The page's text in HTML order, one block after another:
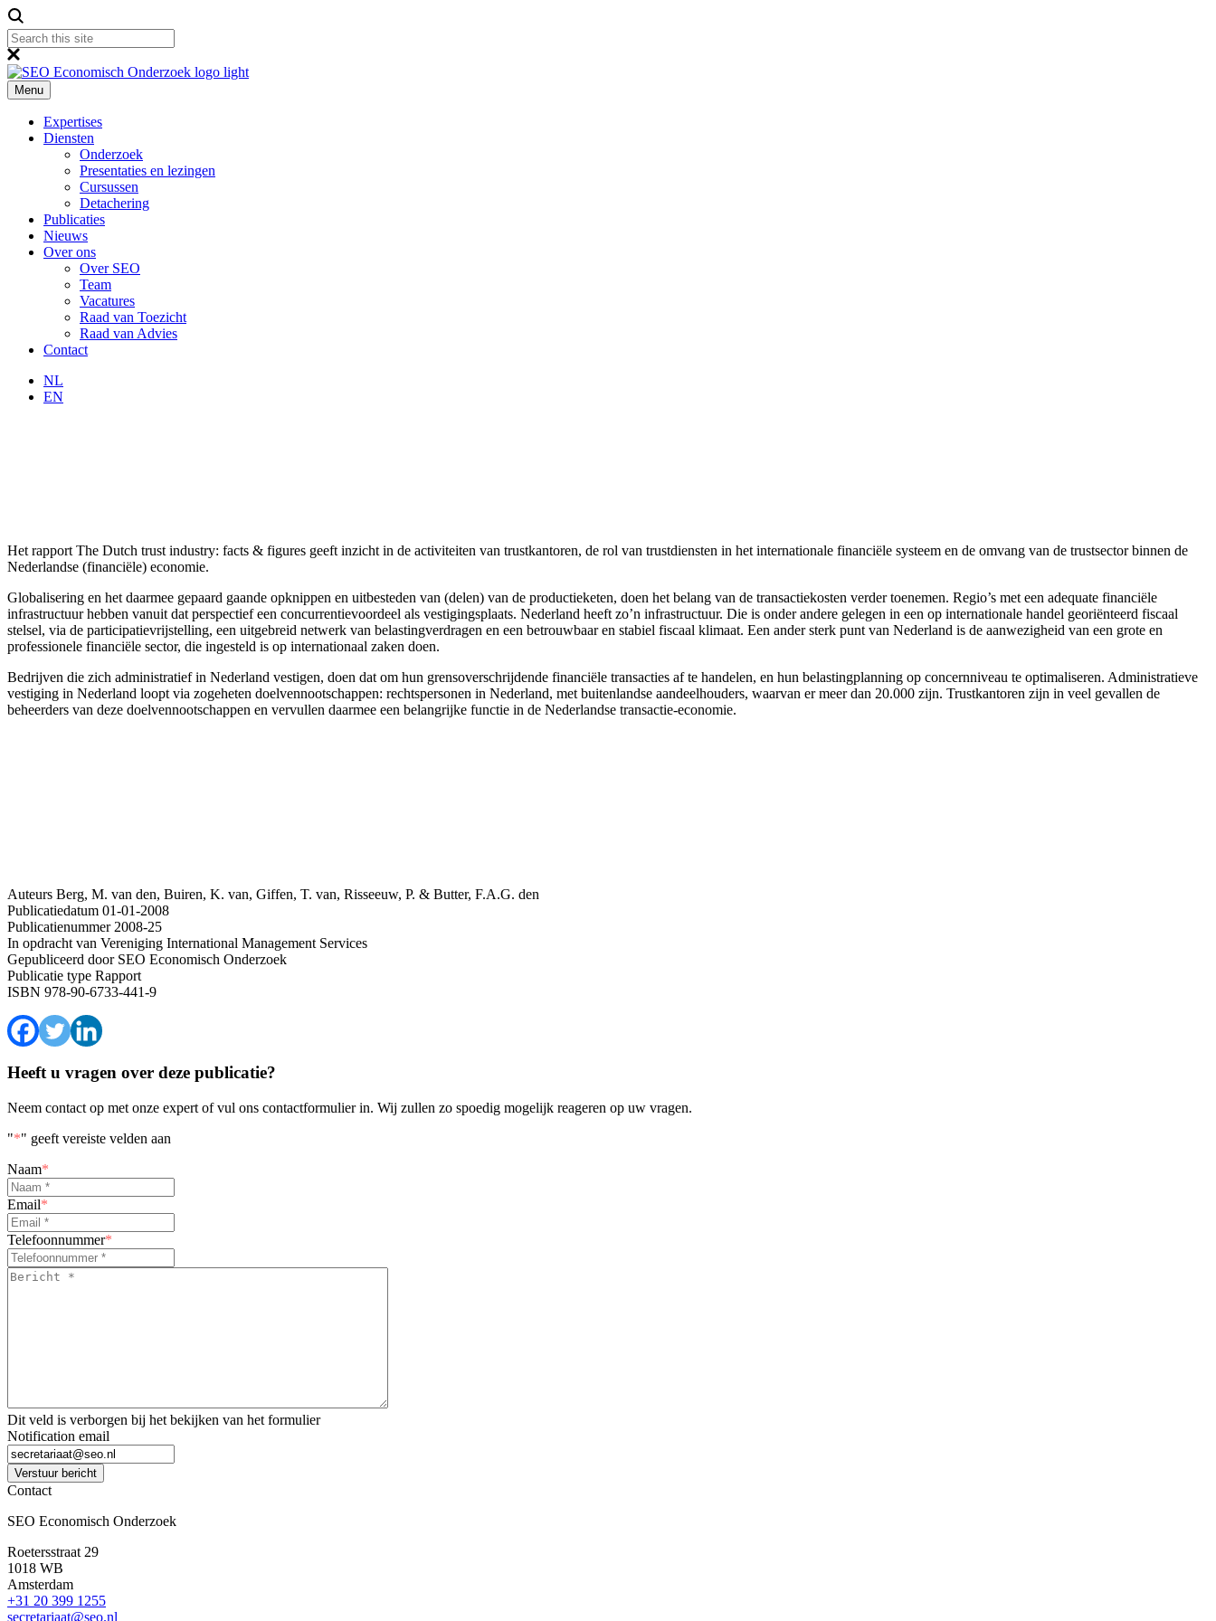
Menu
Expertises
Diensten
Onderzoek
Presentaties en lezingen
Cursussen
Detachering
Publicaties
Nieuws
Over ons
Over SEO
Team
Vacatures
Raad van Toezicht
Raad van Advies
Contact
NL
EN
Het rapport The Dutch trust industry: facts & figures geeft inzicht in de activiteiten van trustkantoren, de rol van trustdiensten in het internationale financiële systeem en de omvang van de trustsector binnen de
Nederlandse (financiële) economie.
Globalisering en het daarmee gepaard gaande opknippen en uitbesteden van (delen) van de productieketen, doen het belang van de transactiekosten verder toenemen. Regio’s met een adequate financiële
infrastructuur hebben vanuit dat perspectief een concurrentievoordeel als vestigingsplaats. Nederland heeft zo’n infrastructuur. Die is onder andere gelegen in een op internationale handel georiënteerd fiscaal
stelsel, via de participatievrijstelling, een uitgebreid netwerk van belastingverdragen en een betrouwbaar en stabiel fiscaal klimaat. Een ander sterk punt van Nederland is de aanwezigheid van een grote en
professionele financiële sector, die ingesteld is op internationaal zaken doen.
Bedrijven die zich administratief in Nederland vestigen, doen dat om hun grensoverschrijdende financiële transacties af te handelen, en hun belastingplanning op concernniveau te optimaliseren. Administratieve
vestiging in Nederland loopt via zogeheten doelvennootschappen: rechtspersonen in Nederland, met buitenlandse aandeelhouders, waarvan er meer dan 20.000 zijn. Trustkantoren zijn in veel gevallen de
beheerders van deze doelvennootschappen en vervullen daarmee een belangrijke functie in de Nederlandse transactie-economie.
Auteurs Berg, M. van den, Buiren, K. van, Giffen, T. van, Risseeuw, P. & Butter, F.A.G. den
Publicatiedatum 01-01-2008
Publicatienummer2008-25
In opdracht van Vereniging International Management Services
Gepubliceerd doorSEO Economisch Onderzoek
Publicatie type Rapport
ISBN 978-90-6733-441-9
Heeft u vragen over deze publicatie?
Neem contact op met onze expert of vul ons contactformulier in. Wij zullen zo spoedig mogelijk reageren op uw vragen.
"*" geeft vereiste velden aan
Naam*
Email*
Telefoonnummer*
Bericht
Dit veld is verborgen bij het bekijken van het formulier
Notification email
Verstuur bericht
Contact
SEO Economisch Onderzoek
Roetersstraat 29
1018 WB
Amsterdam
+31 20 399 1255
secretariaat@seo.nl